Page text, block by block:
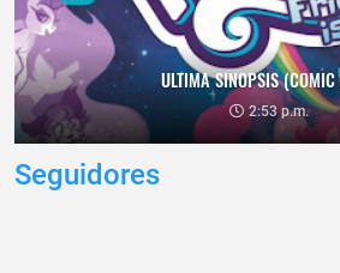
ULTIMA SINOPSIS
2:53 p.m.
Seguidores